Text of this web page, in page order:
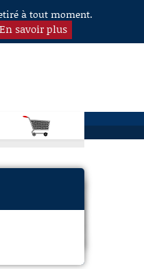
à tout moment.
En savoir plus